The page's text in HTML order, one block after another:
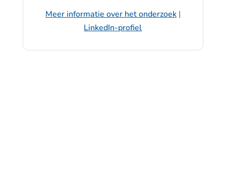
Meer informatie over het onderzoek|
LinkedIn-profiel